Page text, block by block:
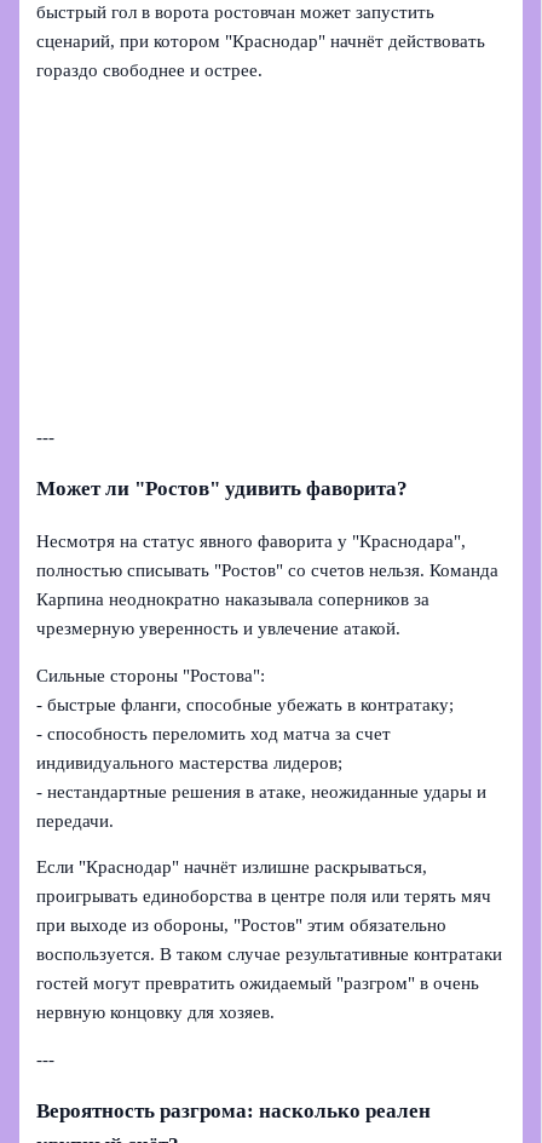
быстрый гол в ворота ростовчан может запустить
сценарий, при котором "Краснодар" начнёт действовать
гораздо свободнее и острее.
---
Может ли "Ростов" удивить фаворита?
Несмотря на статус явного фаворита у "Краснодара",
полностью списывать "Ростов" со счетов нельзя. Команда
Карпина неоднократно наказывала соперников за
чрезмерную уверенность и увлечение атакой.
Сильные стороны "Ростова":
- быстрые фланги, способные убежать в контратаку;
- способность переломить ход матча за счет
индивидуального мастерства лидеров;
- нестандартные решения в атаке, неожиданные удары и
передачи.
Если "Краснодар" начнёт излишне раскрываться,
проигрывать единоборства в центре поля или терять мяч
при выходе из обороны, "Ростов" этим обязательно
воспользуется. В таком случае результативные контратаки
гостей могут превратить ожидаемый "разгром" в очень
нервную концовку для хозяев.
---
Вероятность разгрома: насколько реален